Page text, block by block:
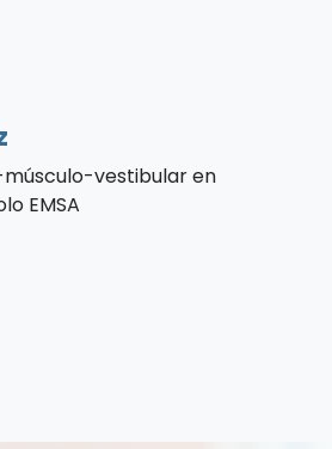
vestibular en
EMSA